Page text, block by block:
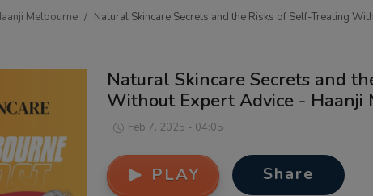
Melbourne Natural Skincare Secrets and the Risks of Self-Treating
Natural Skincare Secrets and
Without Expert Advice - Haanji
Feb 7, 2025 - 04:05
PLAY Share